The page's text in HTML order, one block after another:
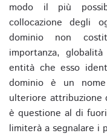
modo il più
collocazione degli
dominio non
importanza,
entità che esso
dominio è un
ulteriore attribuzione
è questione al di
limiterà a segnalare i